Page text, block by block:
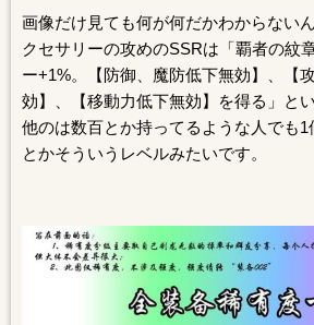
画像だけ見ても何が何だかわからない
クセサリーの攻めのSSRは「覇者の紋
ー+1%。【防御、魔防低下無効】、【
効】、【移動力低下無効】を得る」と
他のは数百とか持ってるような人でも1
とかそういうレベルみたいです。